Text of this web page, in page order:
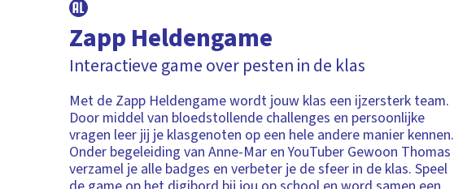
Zapp Heldengame
Interactieve game over pesten in de klas
Met de Zapp Heldengame wordt jouw klas een ijzersterk team.
Door middel van bloedstollende challenges en persoonlijke
vragen leer jij je klasgenoten op een hele andere manier kennen.
Onder begeleiding van Anne-Mar en YouTuber Gewoon Thomas
verzamel je alle badges en verbeter je de sfeer in de klas. Speel